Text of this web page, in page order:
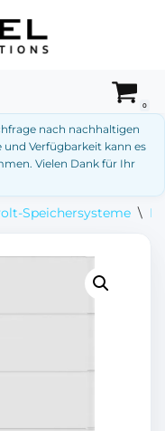
0
nach nachhaltigen
Verfügbarkeit kann es
Vielen Dank für Ihr
Speichersysteme \